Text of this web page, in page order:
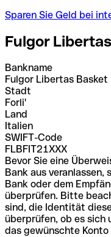
Sparen Sie Geld bei
Fulgor
Bankname
Fulgor Libertas Basket
Stadt
Forli'
Land
Italien
SWIFT-Code
FLBFIT21XXX
Bevor Sie eine
Bank aus
Bank oder dem
überprüfen. Bitte
sind, die Identität
überprüfen, ob es sich
das gewünschte